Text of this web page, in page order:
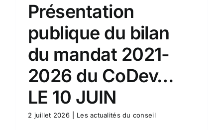
Présentation
publique du bilan
du mandat 2021-
2026 du CoDev…
LE 10 JUIN
2 juillet 2026 Les actualités du conseil